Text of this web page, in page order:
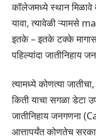
कॉलेजमध्ये स्थान मिळावे
यावा, त्यावेळी ऱ्यामसे
इतके – इतके टक्के
पहिल्यांदा जातीनिहाय
त्यामध्ये कोणत्या
किती याचा सगळा डेटा
जातीनिहाय जनगणना
आत्तापर्यंत कोणतेच